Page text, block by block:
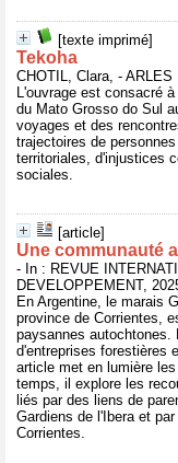
[texte imprimé]
Tekoha
CHOTIL, Clara, -
L'ouvrage est consacré
du Mato Grosso do Sul
voyages et des
trajectoires de
territoriales, d'injustices
sociales.
[article]
Une communauté
- In : REVUE
DEVELOPPEMENT,
En Argentine, le marais
province de Corrientes,
paysannes autochtones.
d'entreprises forestières
article met en lumière
temps, il explore les
liés par des liens de
Gardiens de l'Ibera et
Corrientes.